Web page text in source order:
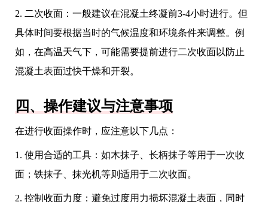
2. 二次收面：一般建议在混凝土终凝前3-4小时进行。但
具体时间要根据当时的气候温度和环境条件来调整。例
如，在高温天气下，可能需要提前进行二次收面以防止
混凝土表面过快干燥和开裂。
四、操作建议与注意事项
在进行收面操作时，应注意以下几点：
1. 使用合适的工具：如木抹子、长柄抹子等用于一次收
面；铁抹子、抹光机等则适用于二次收面。
2. 控制收面力度：避免过度用力损坏混凝土表面，同时